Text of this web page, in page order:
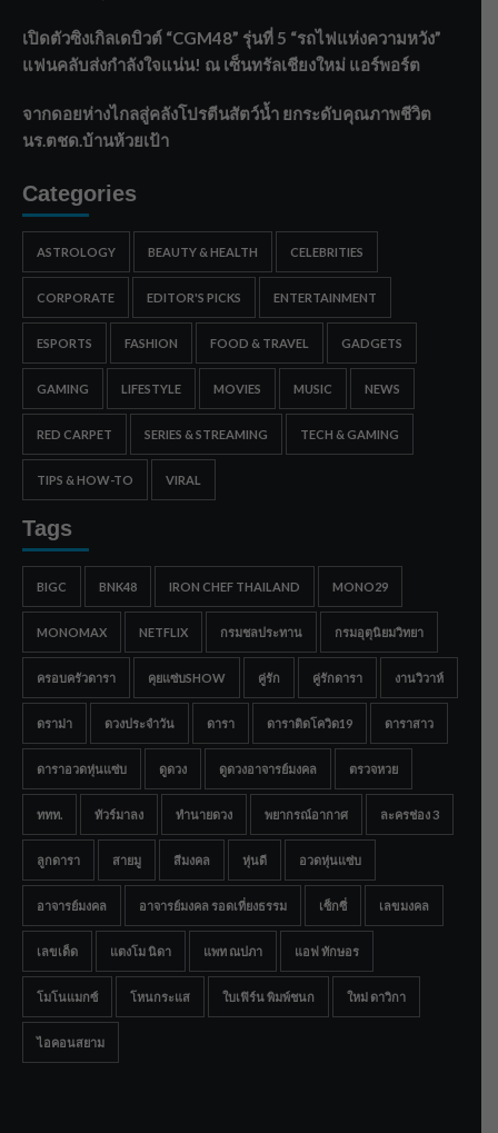
เปิดตัวซิงเกิลเดบิวต์ “CGM48” รุ่นที่ 5 “รถไฟแห่งความหวัง”
แฟนคลับส่งกำลังใจแน่น! ณ เซ็นทรัลเชียงใหม่ แอร์พอร์ต
จากดอยห่างไกลสู่คลังโปรตีนสัตว์น้ำ ยกระดับคุณภาพชีวิต
นร.ตชด.บ้านห้วยเป้า
Categories
ASTROLOGY BEAUTY & HEALTH CELEBRITIES
CORPORATE EDITOR'S PICKS ENTERTAINMENT
ESPORTS FASHION FOOD & TRAVEL GADGETS
GAMING LIFESTYLE MOVIES MUSIC NEWS
RED CARPET SERIES & STREAMING TECH & GAMING
TIPS & HOW-TO VIRAL
Tags
BIGC BNK48 IRON CHEF THAILAND MONO29
MONOMAX NETFLIX กรมชลประทาน กรมอุตุนิยมวิทยา
ครอบครัวดารา คุยแซ่บSHOW คู่รัก คู่รักดารา งานวิวาห์
ดราม่า ดวงประจำวัน ดารา ดาราติดโควิด19 ดาราสาว
ดาราอวดหุ่นแซ่บ ดูดวง ดูดวงอาจารย์มงคล ตรวจหวย
ททท. ทัวร์มาลง ทำนายดวง พยากรณ์อากาศ ละครช่อง 3
ลูกดารา สายมู สีมงคล หุ่นดี อวดหุ่นแซ่บ
อาจารย์มงคล อาจารย์มงคล รอดเที่ยงธรรม เซ็กซี่ เลขมงคล
เลขเด็ด แตงโม นิดา แพท ณปภา แอฟ ทักษอร
โมโนแมกซ์ โหนกระแส ใบเฟิร์น พิมพ์ชนก ใหม่ ดาวิกา
ไอคอนสยาม